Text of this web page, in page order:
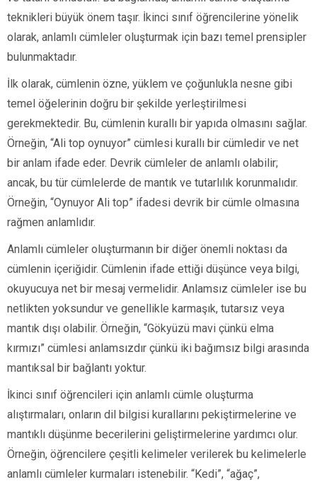
teknikleri büyük önem taşır. İkinci sınıf öğrencilerine yönelik
olarak, anlamlı cümleler oluşturmak için bazı temel prensipler
bulunmaktadır.
İlk olarak, cümlenin özne, yüklem ve çoğunlukla nesne gibi
temel öğelerinin doğru bir şekilde yerleştirilmesi
gerekmektedir. Bu, cümlenin kurallı bir yapıda olmasını sağlar.
Örneğin, “Ali top oynuyor” cümlesi kurallı bir cümledir ve net
bir anlam ifade eder. Devrik cümleler de anlamlı olabilir;
ancak, bu tür cümlelerde de mantık ve tutarlılık korunmalıdır.
Örneğin, “Oynuyor Ali top” ifadesi devrik bir cümle olmasına
rağmen anlamlıdır.
Anlamlı cümleler oluşturmanın bir diğer önemli noktası da
cümlenin içeriğidir. Cümlenin ifade ettiği düşünce veya bilgi,
okuyucuya net bir mesaj vermelidir. Anlamsız cümleler ise bu
netlikten yoksundur ve genellikle karmaşık, tutarsız veya
mantık dışı olabilir. Örneğin, “Gökyüzü mavi çünkü elma
kırmızı” cümlesi anlamsızdır çünkü iki bağımsız bilgi arasında
mantıksal bir bağlantı yoktur.
İkinci sınıf öğrencileri için anlamlı cümle oluşturma
alıştırmaları, onların dil bilgisi kurallarını pekiştirmelerine ve
mantıklı düşünme becerilerini geliştirmelerine yardımcı olur.
Örneğin, öğrencilere çeşitli kelimeler verilerek bu kelimelerle
anlamlı cümleler kurmaları istenebilir. “Kedi”, “ağaç”,